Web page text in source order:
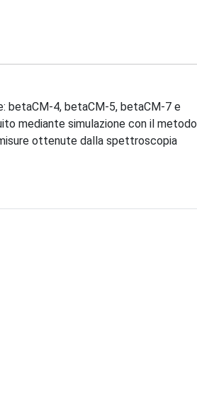
betaCM-4, betaCM-5, betaCM-7 e
mediante simulazione con il metodo
ottenute dalla spettroscopia